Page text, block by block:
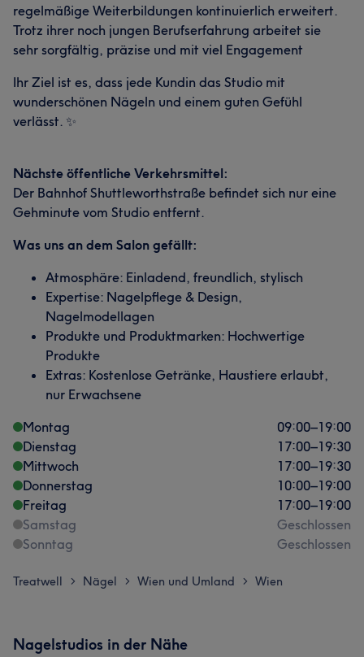
regelmäßige Weiterbildungen kontinuierlich erweitert.
Trotz ihrer noch jungen Berufserfahrung arbeitet sie
sehr sorgfältig, präzise und mit viel Engagement
Ihr Ziel ist es, dass jede Kundin das Studio mit
wunderschönen Nägeln und einem guten Gefühl
verlässt. ✨
Nächste öffentliche Verkehrsmittel:
Der Bahnhof Shuttleworthstraße befindet sich nur eine
Gehminute vom Studio entfernt.
Was uns an dem Salon gefällt:
Atmosphäre: Einladend, freundlich, stylisch
Expertise: Nagelpflege & Design,
Nagelmodellagen
Produkte und Produktmarken: Hochwertige
Produkte
Extras: Kostenlose Getränke, Haustiere erlaubt,
nur Erwachsene
Montag
09:00–19:00
Dienstag
17:00–19:30
Mittwoch
17:00–19:30
Donnerstag
10:00–19:00
Freitag
17:00–19:00
Samstag
Geschlossen
Sonntag
Geschlossen
Treatwell > Nägel > Wien und Umland > Wien
Nagelstudios in der Nähe